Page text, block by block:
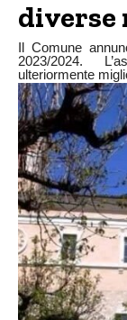
diverse
Il Comune
2023/2024.
ulteriormente